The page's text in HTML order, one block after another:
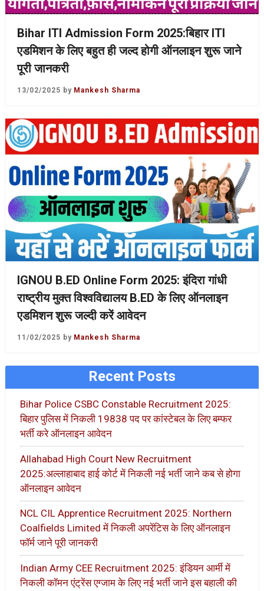
Bihar ITI Admission Form 2025:बिहार ITI
एडमिशन के लिए बहुत ही जल्द होगी ऑनलाइन शुरू जाने
पूरी जानकरी
13/02/2025 by Mankesh Sharma
IGNOU B.ED Online Form 2025: इंदिरा गांधी
राष्ट्रीय मुक्त विश्वविद्यालय B.ED के लिए ऑनलाइन
एडमिशन शुरू जल्दी करें आवेदन
11/02/2025 by Mankesh Sharma
Recent Posts
Bihar Police CSBC Constable Recruitment 2025:
बिहार पुलिस में निकली 19838 पद पर कांस्टेबल के लिए बम्फर
भर्ती करे ऑनलाइन आवेदन
Allahabad High Court New Recruitment
2025:अल्लाहाबाद हाई कोर्ट में निकली नई भर्ती जाने कब से होगा
ऑनलाइन आवेदन
NCL CIL Apprentice Recruitment 2025: Northern
Coalfields Limited में निकली अपरेंटिस के लिए ऑनलाइन
फॉर्म जाने पूरी जानकरी
Indian Army CEE Recruitment 2025: इंडियन आर्मी में
निकली कॉमन एंट्रेंस एग्जाम के लिए नई भर्ती जाने इस बहाली की